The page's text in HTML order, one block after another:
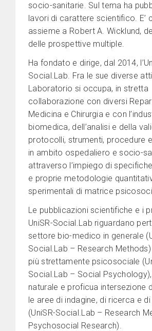
socio-sanitarie. Sul tema ha
lavori di carattere scientifico. E’
assieme a Robert A. Wicklund,
delle prospettive multiple.
Ha fondato e dirige, dal 2014,
Social.Lab. Fra le sue diverse
Laboratorio si occupa, in stretta
collaborazione con diversi
Medicina e Chirurgia e con
biomedica, dell’analisi e della
protocolli, strumenti, procedure
in ambito ospedaliero e socio-
attraverso l’impiego di
e proprie metodologie
sperimentali di matrice
Le pubblicazioni scientifiche e i
UniSR-Social.Lab riguardano
settore bio-medico in generale
Social.Lab – Research
più strettamente psicosociale
Social.Lab – Social
naturale e proficua intersezione
le aree di indagine, di ricerca e
(UniSR-Social.Lab – Research
Psychosocial Research).